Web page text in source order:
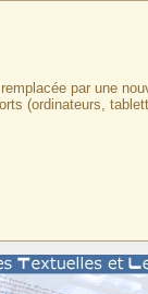
par une
(ordinateurs,